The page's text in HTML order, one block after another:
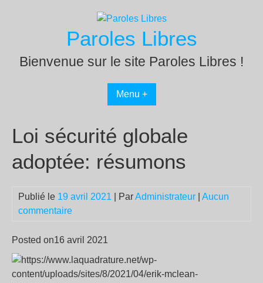
Paroles Libres
Bienvenue sur le site Paroles Libres !
Menu +
Loi sécurité globale
adoptée: résumons
Publié le 19 avril 2021 | ParAdministrateur
Aucun
commentaire
Posted on16 avril 2021